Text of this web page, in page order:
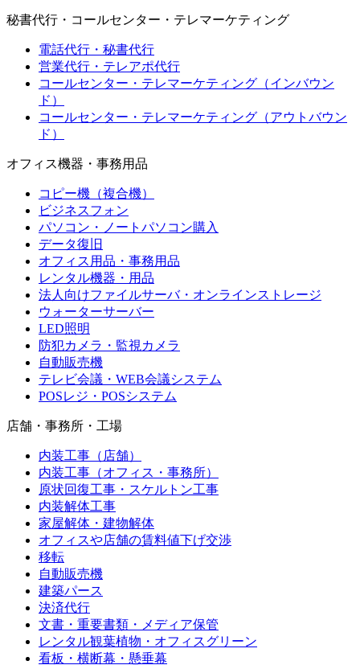
秘書代行・コールセンター・テレマーケティング
電話代行・秘書代行
営業代行・テレアポ代行
コールセンター・テレマーケティング（インバウン
ド）
コールセンター・テレマーケティング（アウトバウン
ド）
オフィス機器・事務用品
コピー機（複合機）
ビジネスフォン
パソコン・ノートパソコン購入
データ復旧
オフィス用品・事務用品
レンタル機器・用品
法人向けファイルサーバ・オンラインストレージ
ウォーターサーバー
LED照明
防犯カメラ・監視カメラ
自動販売機
テレビ会議・WEB会議システム
POSレジ・POSシステム
店舗・事務所・工場
内装工事（店舗）
内装工事（オフィス・事務所）
原状回復工事・スケルトン工事
内装解体工事
家屋解体・建物解体
オフィスや店舗の賃料値下げ交渉
移転
自動販売機
建築パース
決済代行
文書・重要書類・メディア保管
レンタル観葉植物・オフィスグリーン
看板・横断幕・懸垂幕